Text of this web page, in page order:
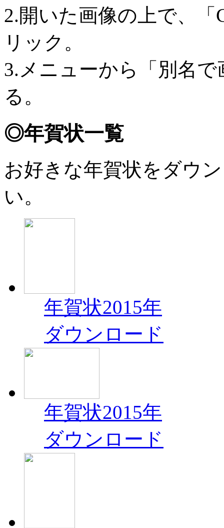
2.開いた画像の上で、
リック。
3.メニューから「別名
る。
◎年賀状一覧
お好きな年賀状をダウ
い。
年賀状2015年
ダウンロード
年賀状2015年
ダウンロード